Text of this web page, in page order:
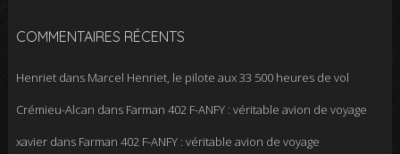
COMMENTAIRES RÉCENTS
Henrietdans Marcel Henriet, le pilote aux 33 500 heures de vol
Crémieu-Alcan dans Farman 402 F-ANFY : véritable avion de voyage
xavierdans Farman 402 F-ANFY : véritable avion de voyage